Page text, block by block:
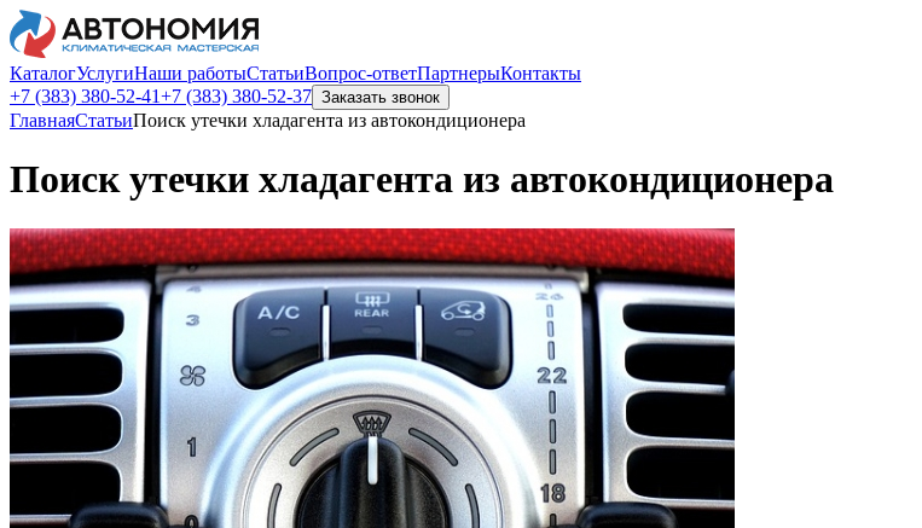
КаталогУслугиНаши работыСтатьиВопрос-ответПартнерыКонтакты
+7 (383) 380-52-41+7 (383) 380-52-37 Заказать звонок
ГлавнаяСтатьиПоиск утечки хладагента из автокондиционера
Поиск утечки хладагента из автокондиционера